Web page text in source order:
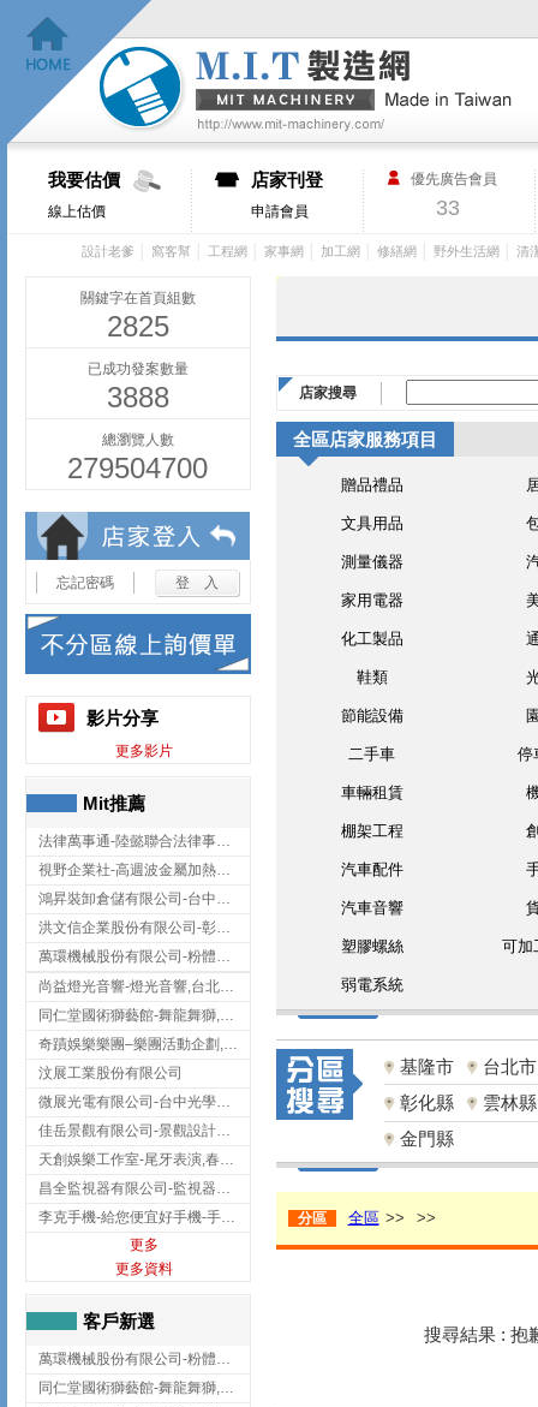
我要估價
線上估價
店家刊登
申請會員
優先廣告會員
33
設計老爹 窩客幫 工程網 家事網 加工網 修繕網 野外生活網 清
關鍵字在首頁組數
2825
已成功發案數量
3888
總瀏覽人數
279504700
忘記密碼
影片分享
更多影片
Mit推薦
法律萬事通-陸懿聯合法律事務所
視野企業社-高週波金屬加熱設備,彰化高週波金屬加熱設備
鴻昇裝卸倉儲有限公司-台中貨櫃裝卸
洪文信企業股份有限公司-彰化鋅合金鑄造,彰化五金加工,彰化五金配件
萬環機械股份有限公司-粉體塗裝設備,輸送機,輸送機設備,台南輸送機
尚益燈光音響-燈光音響,台北燈光音響,台北燈光音響出租
同仁堂國術獅藝館-舞龍舞獅,台中舞龍舞獅
奇蹟娛樂樂團–樂團活動企劃,台中樂團表演,台中婚禮樂團
汶展工業股份有限公司
微展光電有限公司-台中光學鍍膜,optical filter taiwan,台灣光學鍍膜
佳岳景觀有限公司-景觀設計公司,台北景觀設計,台北景觀工程,中山區景觀設計
天創娛樂工作室-尾牙表演,春酒表演,板橋尾牙表演
昌全監視器有限公司-監視器安裝,高雄監視器安裝,鳳山區監視器安裝
李克手機-給您便宜好手機-手機收購,屏東手機收購
更多
更多資料
客戶新選
萬環機械股份有限公司-粉體塗裝設備,輸送機,輸送機設備,台南輸送機
同仁堂國術獅藝館-舞龍舞獅,台中舞龍舞獅
店家搜尋
全區店家服務項目
贈品禮品
文具用品
測量儀器
家用電器
化工製品
鞋類
節能設備
二手車 停
車輛租賃
棚架工程
汽車配件
汽車音響
塑膠螺絲 可加
弱電系統
基隆市
台北市
彰化縣
雲林縣
金門縣
分區 全區 >> >>
搜尋結果 : 抱